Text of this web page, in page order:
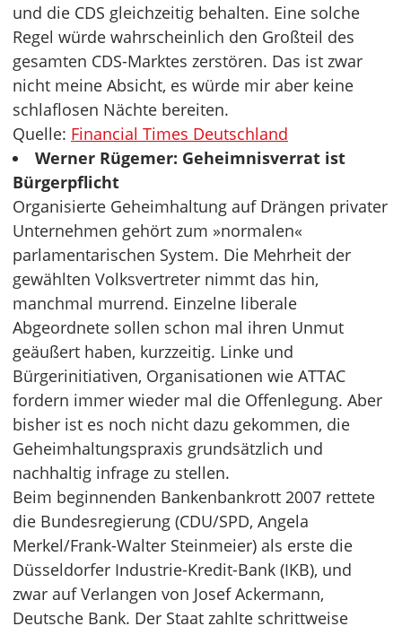
und die CDS gleichzeitig behalten. Eine solche
Regel würde wahrscheinlich den Großteil des
gesamten CDS-Marktes zerstören. Das ist zwar
nicht meine Absicht, es würde mir aber keine
schlaflosen Nächte bereiten.
Quelle: Financial Times Deutschland
Werner Rügemer: Geheimnisverrat ist
Bürgerpflicht
Organisierte Geheimhaltung auf Drängen privater
Unternehmen gehört zum »normalen«
parlamentarischen System. Die Mehrheit der
gewählten Volksvertreter nimmt das hin,
manchmal murrend. Einzelne liberale
Abgeordnete sollen schon mal ihren Unmut
geäußert haben, kurzzeitig. Linke und
Bürgerinitiativen, Organisationen wie ATTAC
fordern immer wieder mal die Offenlegung. Aber
bisher ist es noch nicht dazu gekommen, die
Geheimhaltungspraxis grundsätzlich und
nachhaltig infrage zu stellen.
Beim beginnenden Bankenbankrott 2007 rettete
die Bundesregierung (CDU/SPD, Angela
Merkel/Frank-Walter Steinmeier) als erste die
Düsseldorfer Industrie-Kredit-Bank (IKB), und
zwar auf Verlangen von Josef Ackermann,
Deutsche Bank. Der Staat zahlte schrittweise